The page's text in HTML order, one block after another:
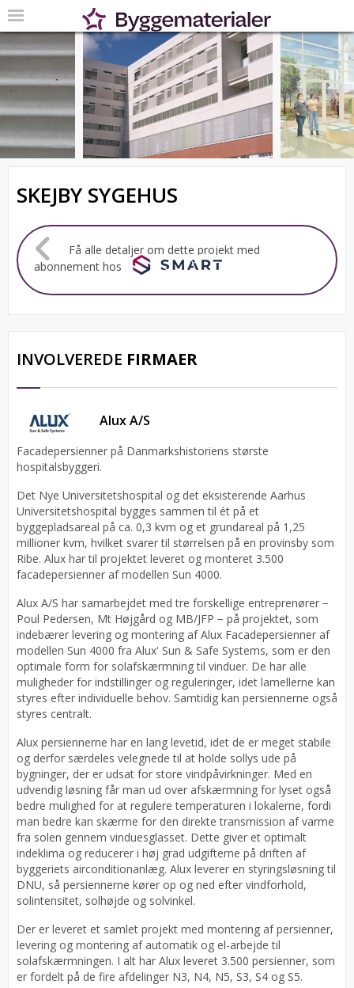
SKEJBY SYGEHUS
Få alle detaljer om dette projekt med
abonnement hos
INVOLVEREDE FIRMAER
Alux A/S
Facadepersienner på Danmarkshistoriens største
hospitalsbyggeri.
Det Nye Universitetshospital og det eksisterende Aarhus
Universitetshospital bygges sammen til ét på et
byggepladsareal på ca. 0,3 kvm og et grundareal på 1,25
millioner kvm, hvilket svarer til størrelsen på en provinsby som
Ribe. Alux har til projektet leveret og monteret 3.500
facadepersienner af modellen Sun 4000.
Alux A/S har samarbejdet med tre forskellige entreprenører −
Poul Pedersen, Mt Højgård og MB/JFP − på projektet, som
indebærer levering og montering af Alux Facadepersienner af
modellen Sun 4000 fra Alux' Sun & Safe Systems, som er den
optimale form for solafskærmning til vinduer. De har alle
muligheder for indstillinger og reguleringer, idet lamellerne kan
styres efter individuelle behov. Samtidig kan persiennerne også
styres centralt.
Alux persiennerne har en lang levetid, idet de er meget stabile
og derfor særdeles velegnede til at holde sollys ude på
bygninger, der er udsat for store vindpåvirkninger. Med en
udvendig løsning får man ud over afskærmning for lyset også
bedre mulighed for at regulere temperaturen i lokalerne, fordi
man bedre kan skærme for den direkte transmission af varme
fra solen gennem vinduesglasset. Dette giver et optimalt
indeklima og reducerer i høj grad udgifterne på driften af
byggeriets airconditionanlæg. Alux leverer en styringsløsning til
DNU, så persiennerne kører op og ned efter vindforhold,
solintensitet, solhøjde og solvinkel.
Der er leveret et samlet projekt med montering af persienner,
levering og montering af automatik og el-arbejde til
solafskærmningen. I alt har Alux leveret 3.500 persienner, som
er fordelt på de fire afdelinger N3, N4, N5, S3, S4 og S5.